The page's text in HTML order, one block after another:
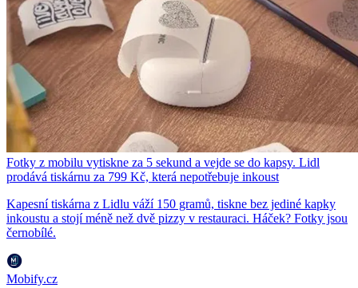
Fotky z mobilu vytiskne za 5 sekund a vejde se do kapsy. Lidl
prodává tiskárnu za 799 Kč, která nepotřebuje inkoust
Kapesní tiskárna z Lidlu váží 150 gramů, tiskne bez jediné kapky
inkoustu a stojí méně než dvě pizzy v restauraci. Háček? Fotky jsou
černobílé.
Mobify.cz